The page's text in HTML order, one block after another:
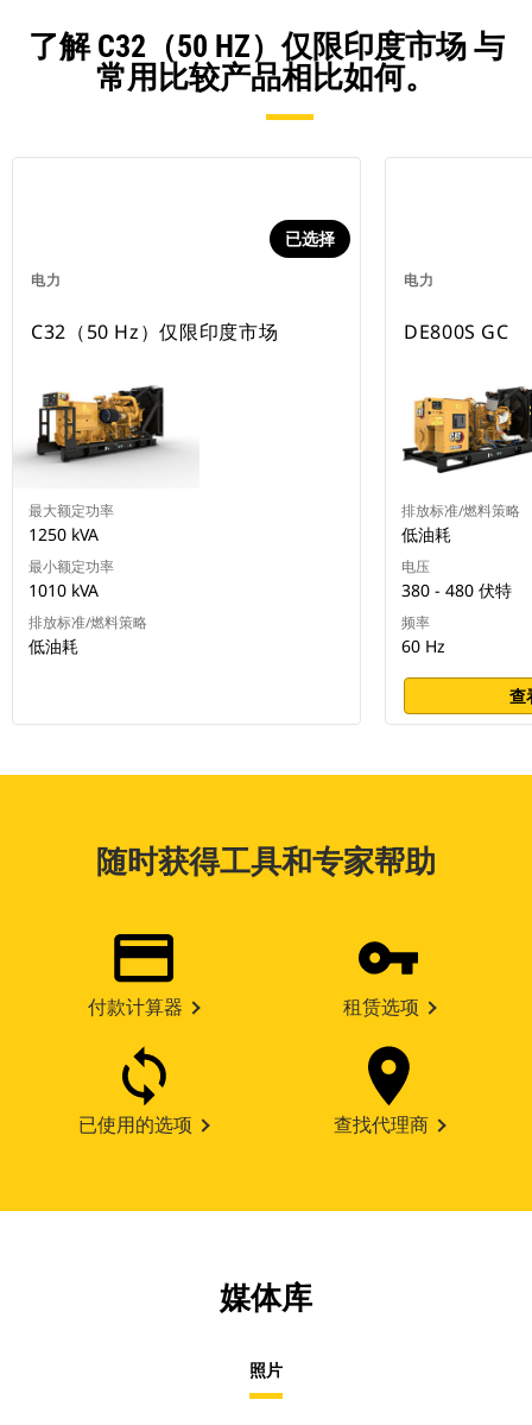
了解 C32（50 HZ）仅限印度市场 与
常用比较产品相比如何。
电力
已选择
C32（50 Hz）仅限印度市场
最大额定功率
1250 kVA
最小额定功率
1010 kVA
排放标准/燃料策略
低油耗
电力
DE800S GC
排放标准/燃料策略
低油耗
电压
380 - 480 伏特
频率
60 Hz
查
随时获得工具和专家帮助
付款计算器 租赁选项
已使用的选项 查找代理商
媒体库
照片